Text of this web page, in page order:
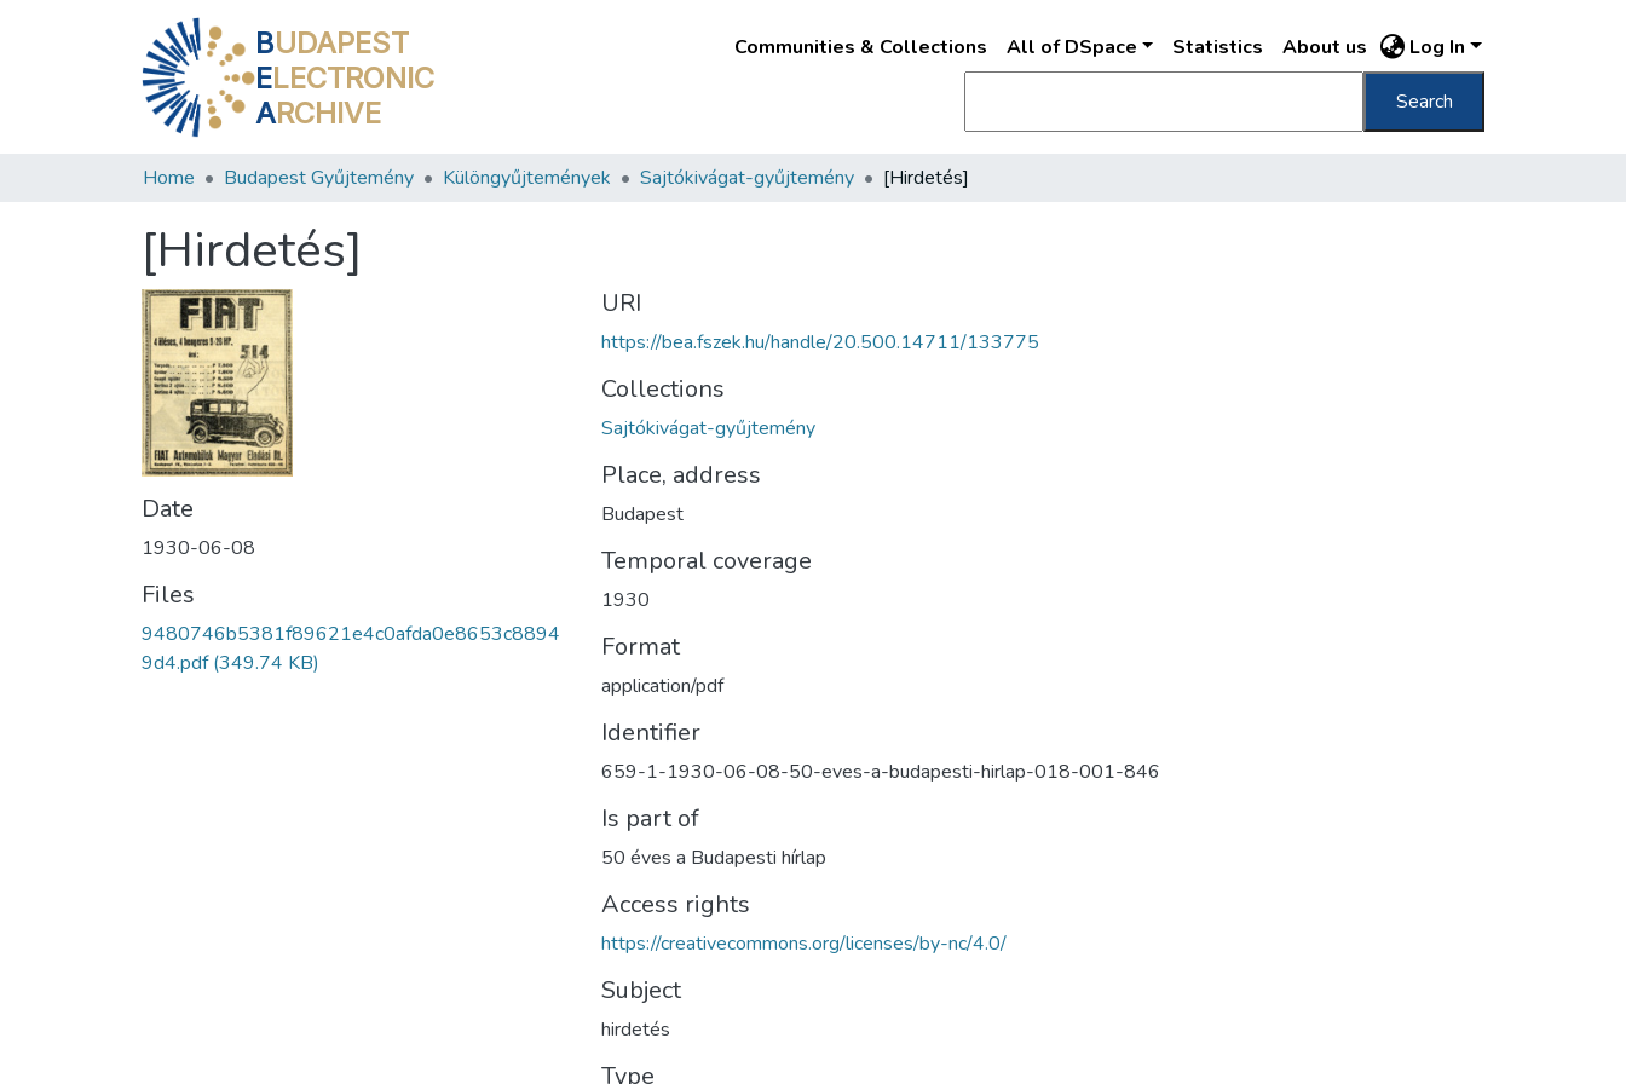
BUDAPEST
ELECTRONIC
ARCHIVE
Communities & Collections All of DSpace Statistics About us Log In
Search
Home Budapest Gyűjtemény Különgyűjtemények Sajtókivágat-gyűjtemény [Hirdetés]
[Hirdetés]
Date
1930-06-08
Files
9480746b5381f89621e4c0afda0e8653c8894
9d4.pdf(349.74 KB)
URI
https://bea.fszek.hu/handle/20.500.14711/133775
Collections
Sajtókivágat-gyűjtemény
Place, address
Budapest
Temporal coverage
1930
Format
application/pdf
Identifier
659-1-1930-06-08-50-eves-a-budapesti-hirlap-018-001-846
Is part of
50 éves a Budapesti hírlap
Access rights
https://creativecommons.org/licenses/by-nc/4.0/
Subject
hirdetés
Type